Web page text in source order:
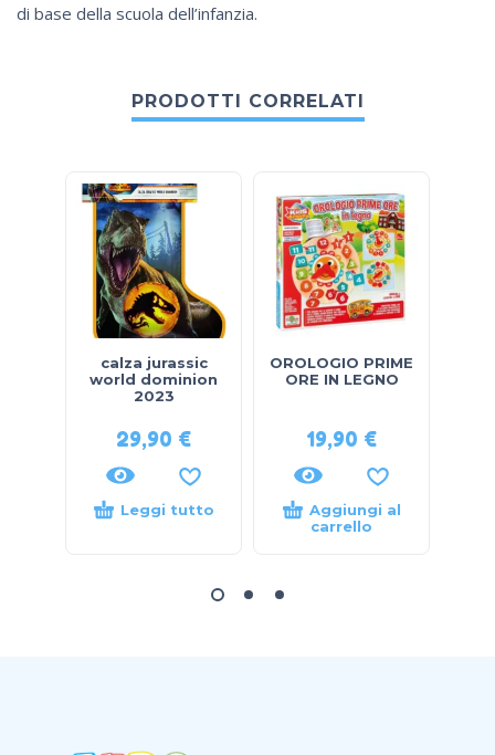
di base della scuola dell’infanzia.
PRODOTTI CORRELATI
calza jurassic
world dominion
2023
29,90 €
Leggi tutto
OROLOGIO PRIME
ORE IN LEGNO
19,90 €
Aggiungi al
carrello